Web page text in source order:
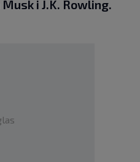
i J.K. Rowling.